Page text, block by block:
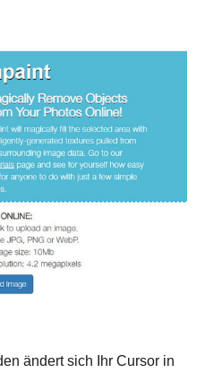
ändert sich Ihr Cursor in